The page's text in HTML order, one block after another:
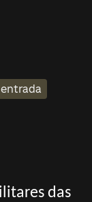
das